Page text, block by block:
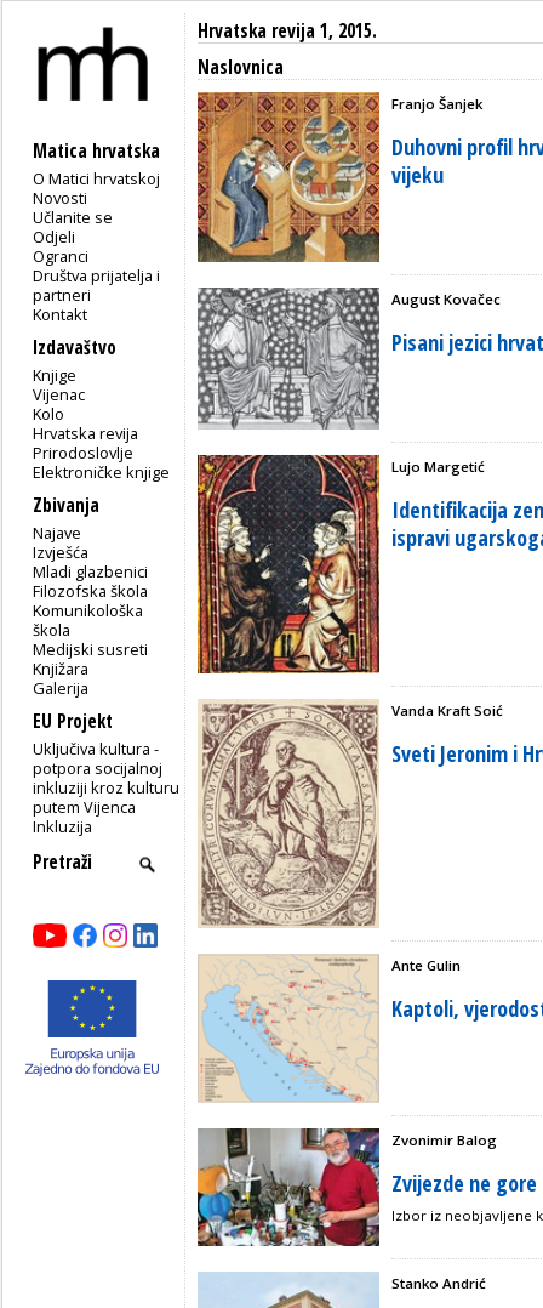
Matica hrvatska
O Matici hrvatskoj
Novosti
Učlanite se
Odjeli
Ogranci
Društva prijatelja i
partneri
Kontakt
Izdavaštvo
Knjige
Vijenac
Kolo
Hrvatska revija
Prirodoslovlje
Elektroničke knjige
Zbivanja
Najave
Izvješća
Mladi glazbenici
Filozofska škola
Komunikološka
škola
Medijski susreti
Knjižara
Galerija
EU Projekt
Uključiva kultura -
potpora socijalnoj
inkluziji kroz kulturu
putem Vijenca
Inkluzija
Hrvatska revija 1, 2015.
Naslovnica
Franjo Šanjek
Duhovni profil
vijeku
August Kovačec
Pisani jezici
Lujo Margetić
Identifikacija
ispravi
Vanda Kraft Soić
Sveti Jeronim i
Ante Gulin
Kaptoli,
Zvonimir Balog
Zvijezde ne
Izbor iz neobjavljene
Stanko Andrić